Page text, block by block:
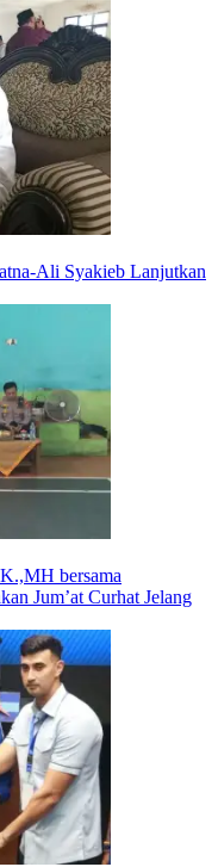
Ali Syakieb Lanjutkan
bersama
Jum’at Curhat Jelang